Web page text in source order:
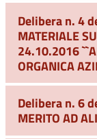
Delibera n. 4
MATERIALE
24.10.2016
ORGANICA
Delibera n. 6
MERITO AD